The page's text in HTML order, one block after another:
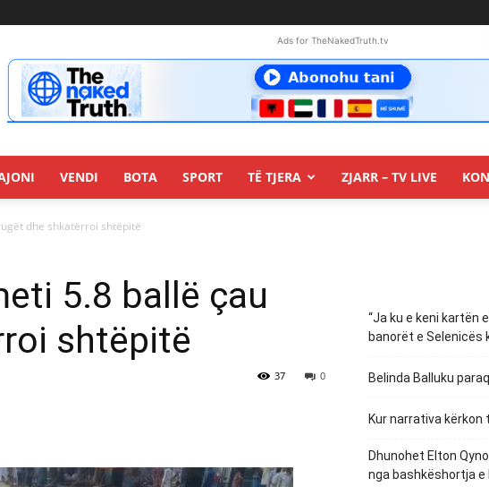
Ads for TheNakedTruth.tv
VENDI BOTA SPORT TË TJERA ZJARR – TV LIVE
dhe shkatërroi shtëpitë
5.8 ballë çau
shtëpitë
0
37
“Ja ku e keni kartën
banorët e Selenicës
Belinda Balluku
Kur narrativa
Dhunohet Elton
nga bashkëshortja e